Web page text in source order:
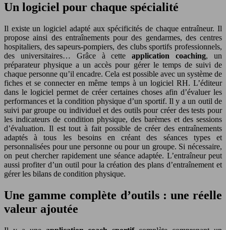
Un logiciel pour chaque spécialité
Il existe un logiciel adapté aux spécificités de chaque entraîneur. Il
propose ainsi des entraînements pour des gendarmes, des centres
hospitaliers, des sapeurs-pompiers, des clubs sportifs professionnels,
des universitaires… Grâce à cetteapplication coaching, un
préparateur physique a un accès pour gérer le temps de suivi de
chaque personne qu’il encadre. Cela est possible avec un système de
fiches et se connecter en même temps à un logiciel RH. L’éditeur
dans le logiciel permet de créer certaines choses afin d’évaluer les
performances et la condition physique d’un sportif. Il y a un outil de
suivi par groupe ou individuel et des outils pour créer des tests pour
les indicateurs de condition physique, des barèmes et des sessions
d’évaluation. Il est tout à fait possible de créer des entraînements
adaptés à tous les besoins en créant des séances types et
personnalisées pour une personne ou pour un groupe. Si nécessaire,
on peut chercher rapidement une séance adaptée. L’entraîneur peut
aussi profiter d’un outil pour la création des plans d’entraînement et
gérer les bilans de condition physique.
Une gamme complète d’outils : une réelle
valeur ajoutée